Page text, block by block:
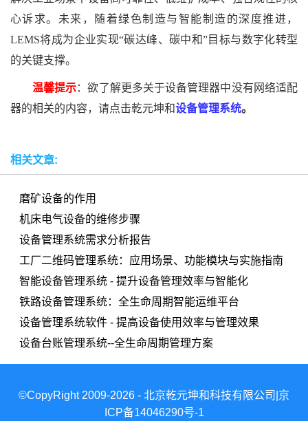
心诉求。未来，随着绿色制造与智能制造的深度推进，
LEMS将成为企业实现“碳达峰、碳中和”目标与数字化转型
的关键支撑。
温馨提示：欲了解更多关于设备管理器中没有网络适配
器的相关的内容，请点击乾元坤和设备管理系统。
相关文章:
磨矿设备的作用
机床电气设备的维修步骤
设备管理系统需求分析报告
工厂二维码管理系统：应用场景、功能模块与实施指南
智能设备管理系统 - 提升设备管理效率与智能化
铁路设备管理系统：全生命周期智能运维平台
设备管理系统软件 - 提高设备使用效率与管理效果
设备台账管理系统--全生命周期管理方案
©CopyRight 2009-2026 - 北京乾元坤和科技有限公司|京
ICP备14046290号-1